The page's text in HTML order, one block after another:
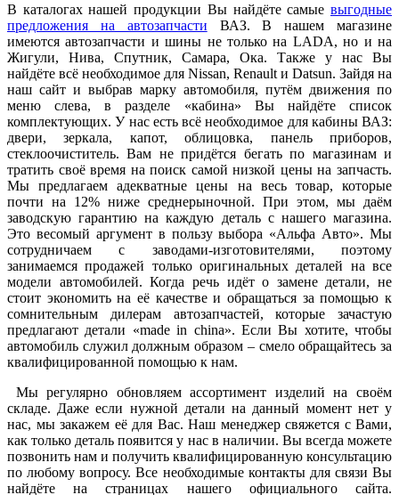
В каталогах нашей продукции Вы найдёте самые выгодные
предложения на автозапчасти ВАЗ. В нашем магазине
имеются автозапчасти и шины не только на LADA, но и на
Жигули, Нива, Спутник, Самара, Ока. Также у нас Вы
найдёте всё необходимое для Nissan, Renault и Datsun. Зайдя на
наш сайт и выбрав марку автомобиля, путём движения по
меню слева, в разделе «кабина» Вы найдёте список
комплектующих. У нас есть всё необходимое для кабины ВАЗ:
двери, зеркала, капот, облицовка, панель приборов,
стеклоочиститель. Вам не придётся бегать по магазинам и
тратить своё время на поиск самой низкой цены на запчасть.
Мы предлагаем адекватные цены на весь товар, которые
почти на 12% ниже среднерыночной. При этом, мы даём
заводскую гарантию на каждую деталь с нашего магазина.
Это весомый аргумент в пользу выбора «Альфа Авто». Мы
сотрудничаем с заводами-изготовителями, поэтому
занимаемся продажей только оригинальных деталей на все
модели автомобилей. Когда речь идёт о замене детали, не
стоит экономить на её качестве и обращаться за помощью к
сомнительным дилерам автозапчастей, которые зачастую
предлагают детали «made in china». Если Вы хотите, чтобы
автомобиль служил должным образом – смело обращайтесь за
квалифицированной помощью к нам.
Мы регулярно обновляем ассортимент изделий на своём
складе. Даже если нужной детали на данный момент нет у
нас, мы закажем её для Вас. Наш менеджер свяжется с Вами,
как только деталь появится у нас в наличии. Вы всегда можете
позвонить нам и получить квалифицированную консультацию
по любому вопросу. Все необходимые контакты для связи Вы
найдёте на страницах нашего официального сайта.